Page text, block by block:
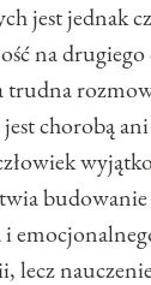
jest jednak
na
trudna
chorobą
lecz